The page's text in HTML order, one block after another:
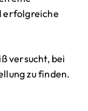
erfolgreiche
versucht, bei
zu finden.